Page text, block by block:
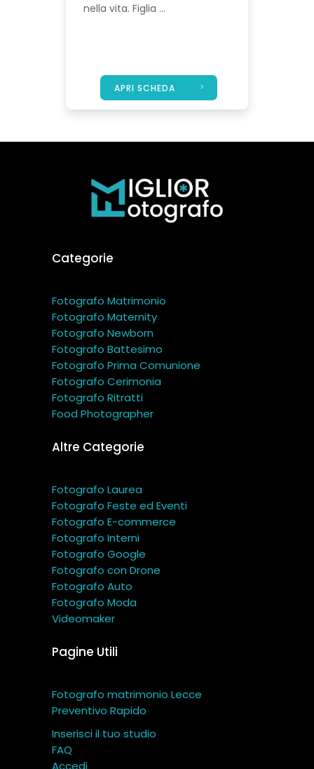
nella vita. Figlia ...
APRI SCHEDA
Categorie
Fotografo Matrimonio
Fotografo Maternity
Fotografo Newborn
Fotografo Battesimo
Fotografo Prima Comunione
Fotografo Cerimonia
Fotografo Ritratti
Food Photographer
Altre Categorie
Fotografo Laurea
Fotografo Feste ed Eventi
Fotografo E-commerce
Fotografo Interni
Fotografo Google
Fotografo con Drone
Fotografo Auto
Fotografo Moda
Videomaker
Pagine Utili
Fotografo matrimonio Lecce
Preventivo Rapido
Inserisci il tuo studio
FAQ
Accedi